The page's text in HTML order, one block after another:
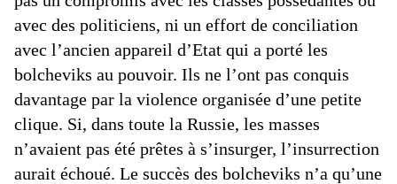
avec des politiciens, ni un effort de conciliation
avec l’ancien appareil d’Etat qui a porté les
bolcheviks au pouvoir. Ils ne l’ont pas conquis
davantage par la violence organisée d’une petite
clique. Si, dans toute la Russie, les masses
n’avaient pas été prêtes à s’insurger, l’insurrection
aurait échoué. Le succès des bolcheviks n’a qu’une